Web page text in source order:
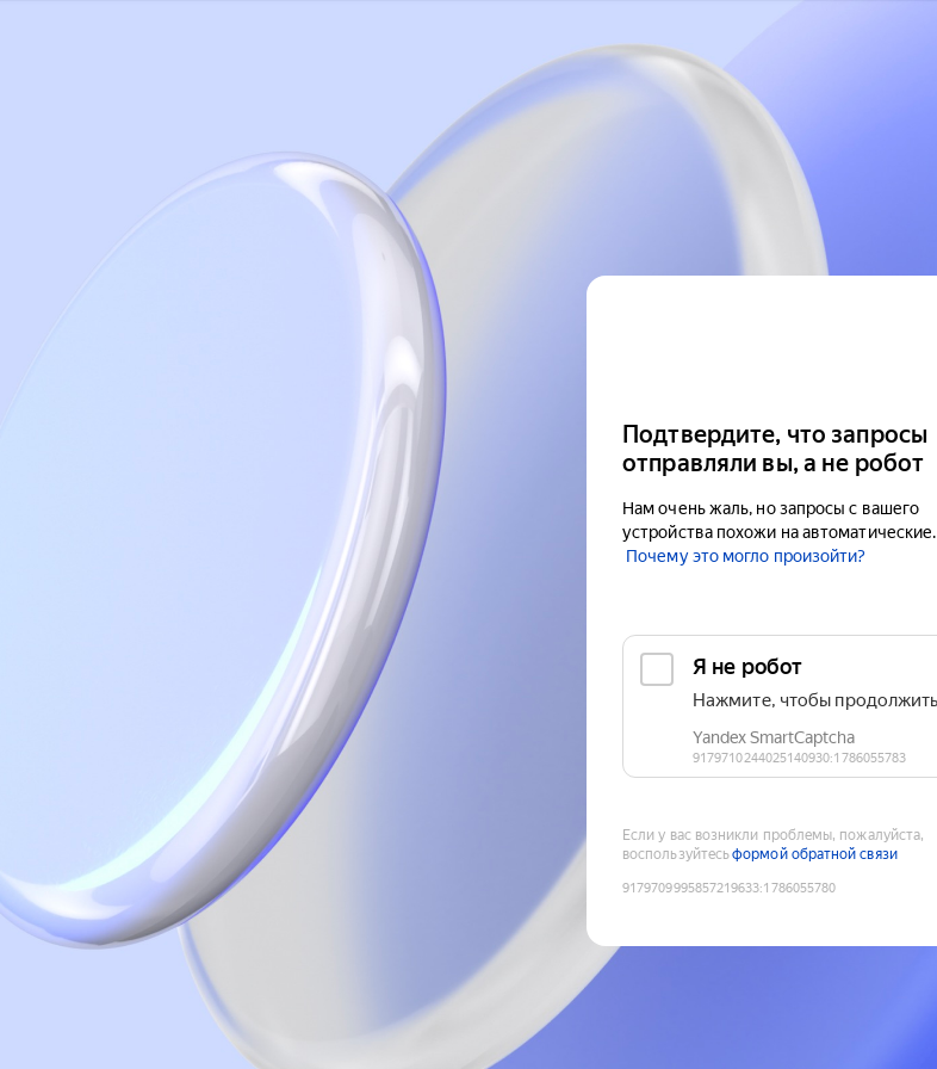
Подтвердите, что запросы
отправляли вы, а не робот
Нам очень жаль, но запросы с вашего
устройства похожи на автоматические.
Почему это могло произойти?
Если у вас возникли проблемы, пожалуйста,
воспользуйтесьформой обратной связи
9179709995857219633:1786055780